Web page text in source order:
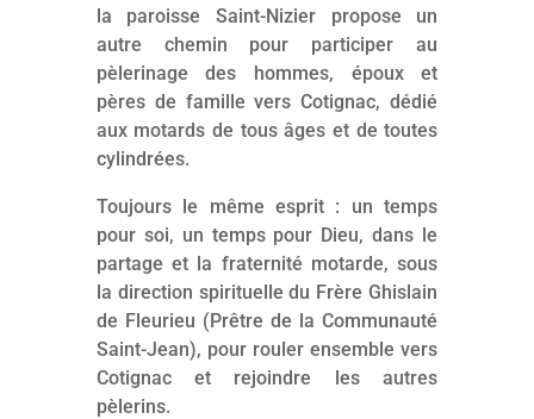
la paroisse Saint-Nizier propose un
autre chemin pour participer au
pèlerinage des hommes, époux et
pères de famille vers Cotignac, dédié
aux motards de tous âges et de toutes
cylindrées.
Toujours le même esprit : un temps
pour soi, un temps pour Dieu, dans le
partage et la fraternité motarde, sous
la direction spirituelle du Frère Ghislain
de Fleurieu (Prêtre de la Communauté
Saint-Jean), pour rouler ensemble vers
Cotignac et rejoindre les autres
pèlerins.